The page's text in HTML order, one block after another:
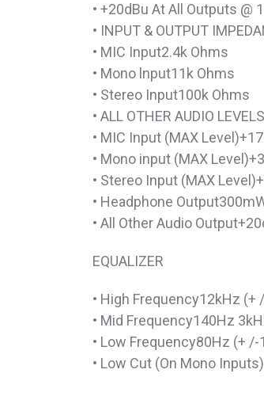
• +20dBu At All Outputs @
• INPUT & OUTPUT
• MIC Input2.4k Ohms
• Mono lnput11k Ohms
• Stereo Input100k Ohms
• ALL OTHER AUDIO LEVELS
• MIC Input (MAX
• Mono input (MAX
• Stereo Input (MAX
• Headphone
• All Other Audio
EQUALIZER
• High Frequency12kHz (+
• Mid Frequency140Hz
• Low Frequency80Hz (+ /-
• Low Cut (On Mono